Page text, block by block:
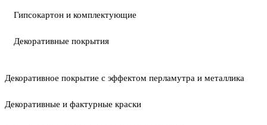
Гипсокартон и комплектующие
Декоративные покрытия
Декоративное покрытие с эффектом перламутра и металлика
Декоративные и фактурные краски